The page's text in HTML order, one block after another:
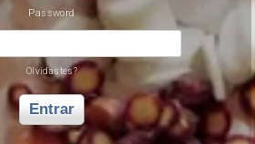
Password
Olvidastes?
Entrar